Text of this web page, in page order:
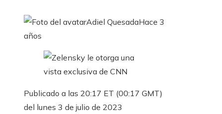
Adiel QuesadaHace 3
años
Publicado a las 20:17 ET (00:17 GMT)
del lunes 3 de julio de 2023